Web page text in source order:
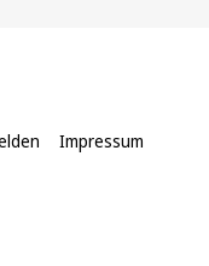
Impressum